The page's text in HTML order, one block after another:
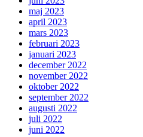
maj 2023
april 2023
mars 2023
februari 2023
januari 2023
december 2022
november 2022
oktober 2022
september 2022
augusti 2022
juli 2022
juni 2022